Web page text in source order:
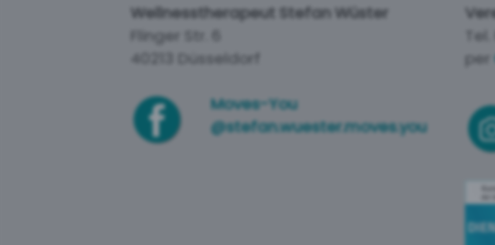
Wellnesstherapeut Stefan Wüster
Flinger Str. 6
40213 Düsseldorf
Moves-You
@stefan.wuester.moves.you
per